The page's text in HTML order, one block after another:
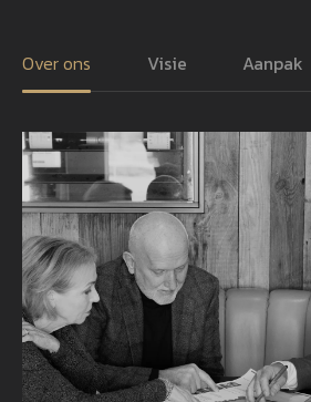
Over ons Visie Aanpak